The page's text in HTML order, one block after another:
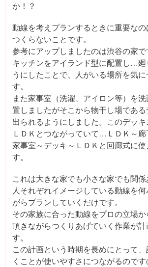
か！？
動線を考えプランするときに重要な
つくらないことです。
参考にアップしましたのは渋谷の家で
キッチンをアイランド型に配置し…廻
うにしたことで、人がいる場所を気に
す。
また家事室（洗濯、アイロン等）を
置しましたがそこから物干し場であ
出られるようにしました。このデッ
ＬＤＫとつながっていて…ＬＤＫ～廊
家事室～デッキ～ＬＤＫと回廊式に使
す。
これは大きな家でも小さな家でも関係
人それぞれイメージしている動線を
がらプランしていくだけです。
その家族に合った動線をプロの立場
頂きながらつくりあげていく作業が
す。
この計画という時期を長めにとって
くことが使いやすさにつながるのです